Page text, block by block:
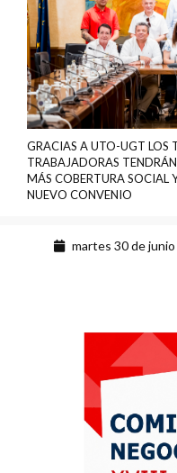
GRACIAS A UTO-UGT LOS
TRABAJADORAS
MÁS COBERTURA SOCIAL
NUEVO CONVENIO
martes 30 de